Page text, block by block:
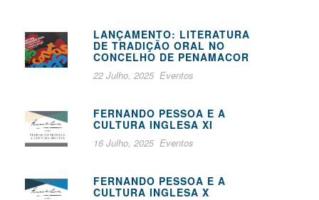
LANÇAMENTO: LITERATURA
DE TRADIÇÃO ORAL NO
CONCELHO DE PENAMACOR
22 Julho, 2025 Eventos
FERNANDO PESSOA E A
CULTURA INGLESA XI
16 Julho, 2025 Eventos
FERNANDO PESSOA E A
CULTURA INGLESA X